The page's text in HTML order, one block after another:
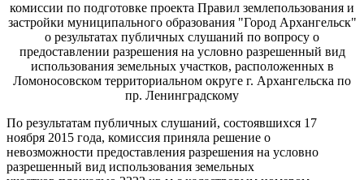
комиссии по подготовке проекта Правил землепользования и
застройки муниципального образования "Город Архангельск"
о результатах публичных слушаний по вопросу о
предоставлении разрешения на условно разрешенный вид
использования земельных участков, расположенных в
Ломоносовском территориальном округе г. Архангельска по
пр. Ленинградскому
По результатам публичных слушаний, состоявшихся 17
ноября 2015 года, комиссия приняла решение о
невозможности предоставления разрешения на условно
разрешенный вид использования земельных